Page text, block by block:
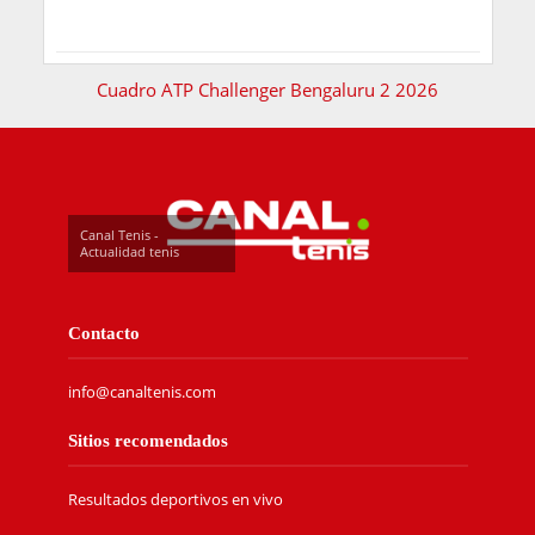
Cuadro ATP Challenger Bengaluru 2 2026
Canal Tenis -
Actualidad tenis
Contacto
info@canaltenis.com
Sitios recomendados
Resultados deportivos en vivo